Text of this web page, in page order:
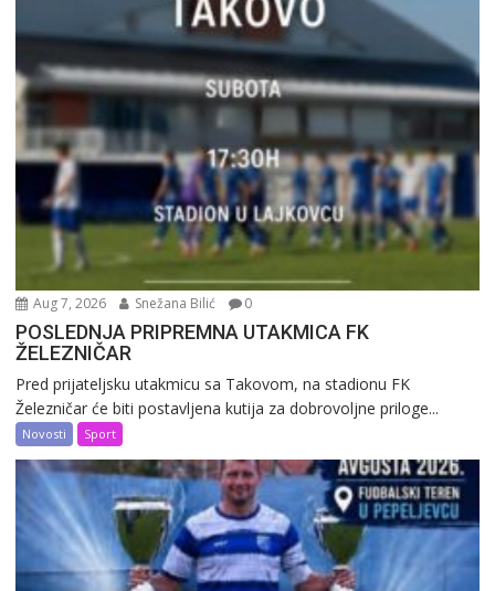
Aug 7, 2026 Snežana Bilić 0
POSLEDNJA PRIPREMNA UTAKMICA FK
ŽELEZNIČAR
Pred prijateljsku utakmicu sa Takovom, na stadionu FK
Železničar će biti postavljena kutija za dobrovoljne priloge...
Novosti Sport